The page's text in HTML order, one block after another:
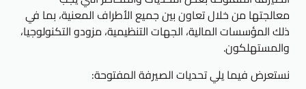
معالجتها من خلال تعاون بين جميع الأطراف المعنية، بما في
ذلك المؤسسات المالية، الجهات التنظيمية، مزودو التكنولوجيا،
والمستهلكون.
نستعرض فيما يلي تحديات الصيرفة المفتوحة: